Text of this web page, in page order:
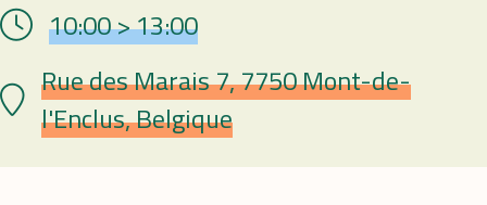
Hour 10:00 > 13:00
Lieu Rue des Marais 7, 7750 Mont-de-
l'Enclus, Belgique